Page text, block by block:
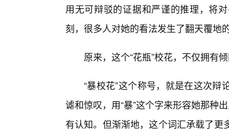
用无可辩驳的证据和严谨的推理，将
刻，很多人对她的看法发生了翻天覆地
原来，这个“花瓶”校花，不仅拥有
“暴校花”这个称号，就是在这次
谑和惊叹，用“暴”这个字来形容她那种
有认知。但渐渐地，这个词汇承载了